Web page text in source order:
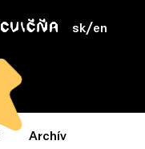
sk/en
Archív